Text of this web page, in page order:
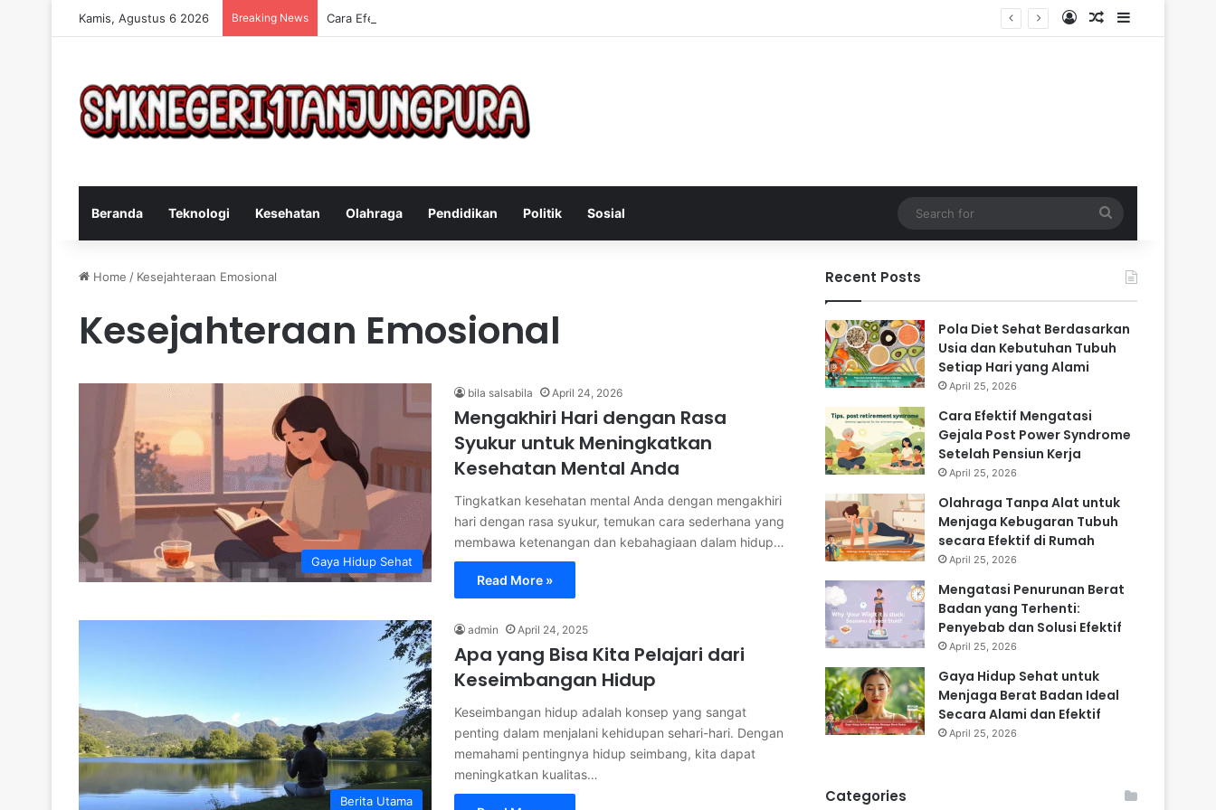
Kamis, Agustus 6 2026 Breaking News Cara Efektif Mengatasi Gejala Post Power Syndrome Setelah Pensiun Kerja Log InRandom Article
Sidebar
Beranda Teknologi Kesehatan Olahraga Pendidikan Politik Sosial
for
Home / Kesejahteraan Emosional
Kesejahteraan Emosional
Gaya Hidup Sehat
bila salsabila April 24, 2026
Mengakhiri Hari dengan Rasa
Syukur untuk Meningkatkan
Kesehatan Mental Anda
Tingkatkan kesehatan mental Anda dengan mengakhiri
hari dengan rasa syukur, temukan cara sederhana yang
membawa ketenangan dan kebahagiaan dalam hidup…
Read More »
Berita Utama
admin April 24, 2025
Apa yang Bisa Kita Pelajari dari
Keseimbangan Hidup
Keseimbangan hidup adalah konsep yang sangat
penting dalam menjalani kehidupan sehari-hari. Dengan
memahami pentingnya hidup seimbang, kita dapat
meningkatkan kualitas…
Recent Posts
Pola Diet Sehat Berdasarkan
Usia dan Kebutuhan Tubuh
Setiap Hari yang Alami
April 25, 2026
Cara Efektif Mengatasi
Gejala Post Power Syndrome
Setelah Pensiun Kerja
April 25, 2026
Olahraga Tanpa Alat untuk
Menjaga Kebugaran Tubuh
secara Efektif di Rumah
April 25, 2026
Mengatasi Penurunan Berat
Badan yang Terhenti:
Penyebab dan Solusi Efektif
April 25, 2026
Gaya Hidup Sehat untuk
Menjaga Berat Badan Ideal
Secara Alami dan Efektif
April 25, 2026
Categories